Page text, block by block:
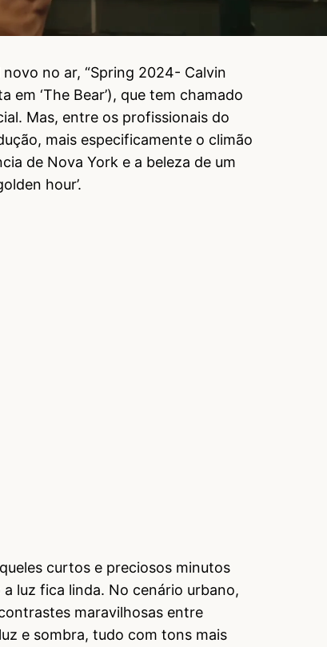
no ar, “Spring 2024- Calvin
em ‘The Bear’), que tem chamado
Mas, entre os profissionais do
mais especificamente o climão
de Nova York e a beleza de um
hour’.
curtos e preciosos minutos
luz fica linda. No cenário urbano,
maravilhosas entre
e sombra, tudo com tons mais